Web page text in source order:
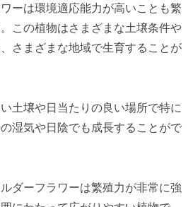
ーは環境適応能力が高いことも繁
この植物はさまざまな土壌条件や
さまざまな地域で生育することが
土壌や日当たりの良い場所で特に
湿気や日陰でも成長することがで
ダーフラワーは繁殖力が非常に強